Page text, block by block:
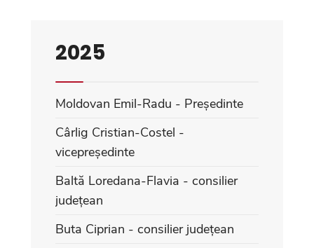
2025
Moldovan Emil-Radu - Președinte
Cârlig Cristian-Costel -
vicepreședinte
Baltă Loredana-Flavia - consilier
județean
Buta Ciprian - consilier județean